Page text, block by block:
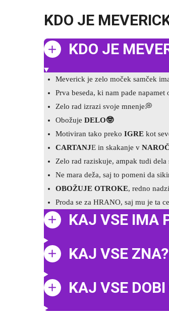
KDO JE
KDO JE
Meverick je zelo moček samček
Prva beseda, ki nam pade napamet
Zelo rad izrazi svoje mnenje💭
Obožuje DELO🤓
Motiviran tako preko IGRE kot
CARTANJE in skakanje v
Zelo rad raziskuje, ampak tudi
Ne mara deža, saj to pomeni da
OBOŽUJE OTROKE, redno
Proda se za HRANO, saj mu je ta
KAJ VSE IMA
KAJ VSE ZNA?
KAJ VSE